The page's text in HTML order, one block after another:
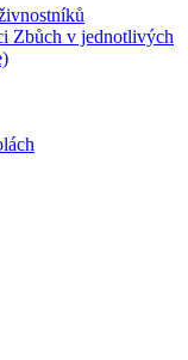
Zbůch v jednotlivých